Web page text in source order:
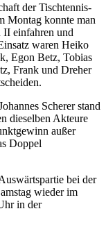
der Tischtennis-
Montag konnte man
einfahren und
waren Heiko
Egon Betz, Tobias
Frank und Dreher
Scherer stand
dieselben Akteure
außer
Doppel
bei der
wieder im
in der